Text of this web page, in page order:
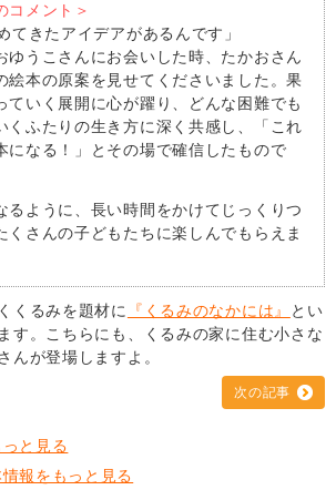
コメント＞
てきたアイデアがあるんです」
ゆうこさんにお会いした時、たかおさん
絵本の原案を見せてくださいました。果
ていく展開に心が躍り、どんな困難でも
くふたりの生き方に深く共感し、「これ
になる！」とその場で確信したもので
るように、長い時間をかけてじっくりつ
くさんの子どもたちに楽しんでもらえま
くるみを題材に 『くるみのなかには』
とい
す。こちらにも、くるみの家に住む小さな
んが登場しますよ。
次の記事
と見る
報をもっと見る